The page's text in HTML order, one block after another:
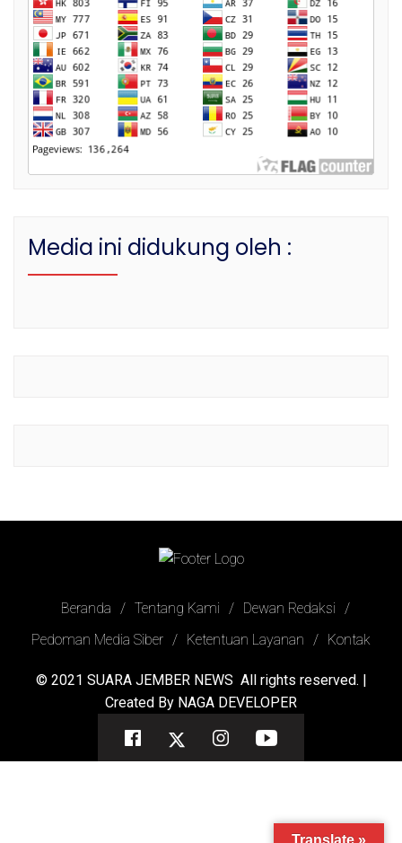
Media ini didukung oleh :
Beranda Tentang Kami
Dewan Redaksi
Pedoman Media Siber
Ketentuan Layanan Kontak
© 2021 SUARA JEMBER NEWS All rights reserved. |
Created By NAGA DEVELOPER
FacebookTwitter InstagramYoutube
Translate »